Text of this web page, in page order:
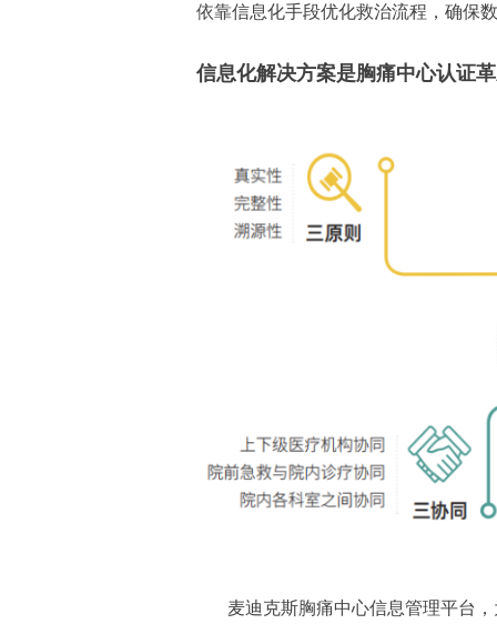
依靠信息化手段优化救治流程，确保
信息化解决方案是胸痛中心认证
麦迪克斯胸痛中心信息管理平台